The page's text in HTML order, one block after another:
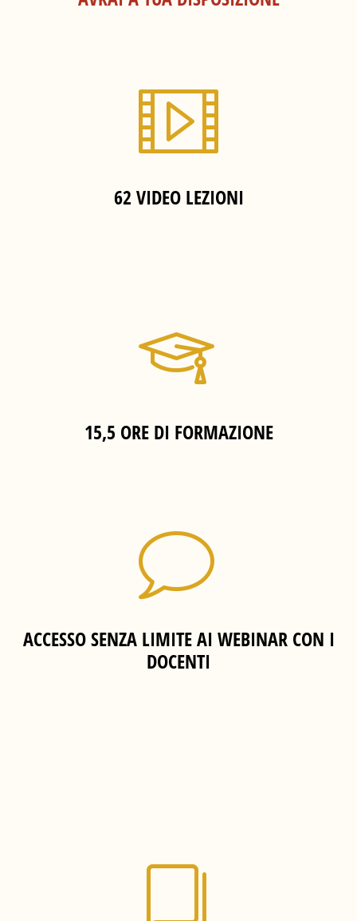
62 VIDEO LEZIONI
15,5 ORE DI FORMAZIONE
ACCESSO SENZA LIMITE AI WEBINAR CON I
DOCENTI